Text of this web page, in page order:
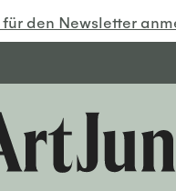
den Newsletter